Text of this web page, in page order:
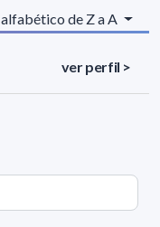
de Z a A
ver perfil >